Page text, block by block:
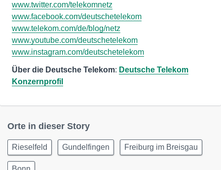
www.twitter.com/telekomnetz
www.facebook.com/deutschetelekom
www.telekom.com/de/blog/netz
www.youtube.com/deutschetelekom
www.instagram.com/deutschetelekom
Über die Deutsche Telekom: Deutsche Telekom
Konzernprofil
Orte in dieser Story
Rieselfeld Gundelfingen Freiburg im Breisgau